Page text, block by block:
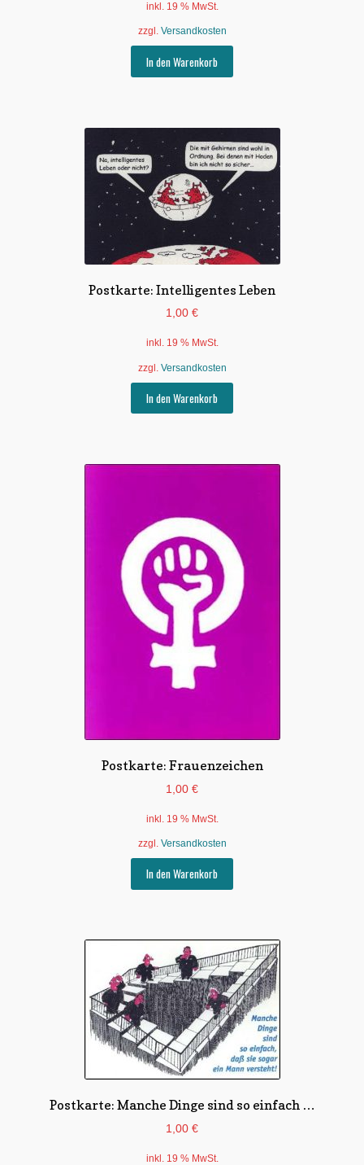
inkl. 19 % MwSt.
zzgl. Versandkosten
In den Warenkorb
Postkarte: Intelligentes Leben
1,00 €
inkl. 19 % MwSt.
zzgl. Versandkosten
In den Warenkorb
Postkarte: Frauenzeichen
1,00 €
inkl. 19 % MwSt.
zzgl. Versandkosten
In den Warenkorb
Postkarte: Manche Dinge sind so einfach …
1,00 €
inkl. 19 % MwSt.